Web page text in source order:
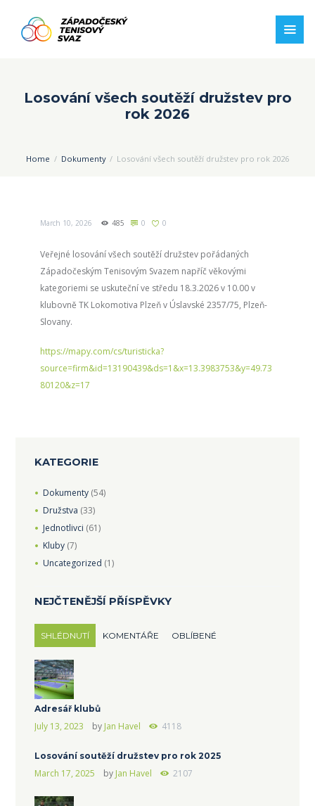
Losování všech soutěží družstev pro
rok 2026
Home Dokumenty Losování všech soutěží družstev pro rok 2026
March 10, 2026 485 0 0
Veřejné losování všech soutěží družstev pořádaných
Západočeským Tenisovým Svazem napříč věkovými
kategoriemi se uskuteční ve středu 18.3.2026 v 10.00 v
klubovně TK Lokomotiva Plzeň v Úslavské 2357/75, Plzeň-
Slovany.
https://mapy.com/cs/turisticka?
source=firm&id=13190439&ds=1&x=13.3983753&y=49.73
80120&z=17
KATEGORIE
Dokumenty(54)
Družstva (33)
Jednotlivci (61)
Kluby(7)
Uncategorized (1)
NEJČTENĚJŠÍ PŘÍSPĚVKY
SHLÉDNUTÍ KOMENTÁŘE OBLÍBENÉ
Adresář klubů
July 13, 2023 by Jan Havel 4118
Losování soutěží družstev pro rok 2025
March 17, 2025 by Jan Havel 2107